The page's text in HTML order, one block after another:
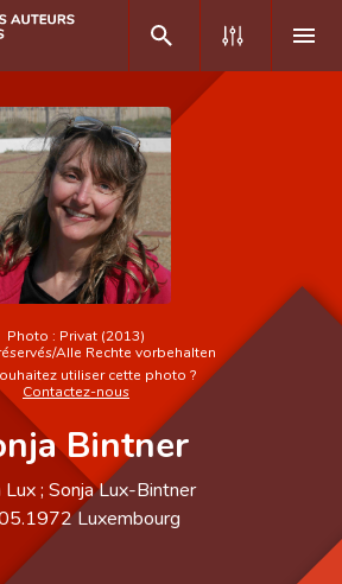
Photo : Privat (2013)
Alle Rechte vorbehalten
utiliser cette photo ?
Contactez-nous
Bintner
Lux ; Sonja Lux-Bintner
Luxembourg